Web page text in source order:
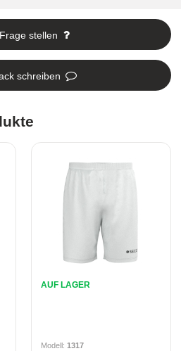
stellen
schreiben
AUF LAGER
1317